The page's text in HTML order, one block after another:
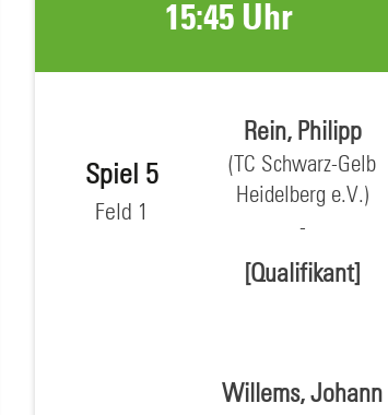
15:45 Uhr
Spiel 5
Feld 1
Rein, Philipp
(TC Schwarz-Gelb
Heidelberg e.V.)
[Qualifikant]
Willems, Johann